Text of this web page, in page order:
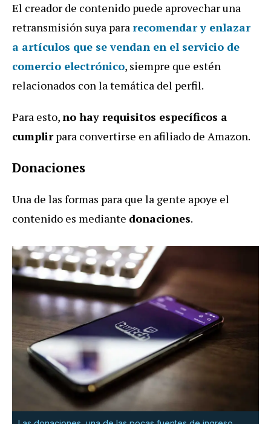
El creador de contenido puede aprovechar una
retransmisión suya pararecomendar y enlazar
a artículos que se vendan en el servicio de
comercio electrónico, siempre que estén
relacionados con la temática del perfil.
Para esto,no hay requisitos específicos a
cumplirpara convertirse en afiliado de Amazon.
Donaciones
Una de las formas para que la gente apoye el
contenido es mediante donaciones.